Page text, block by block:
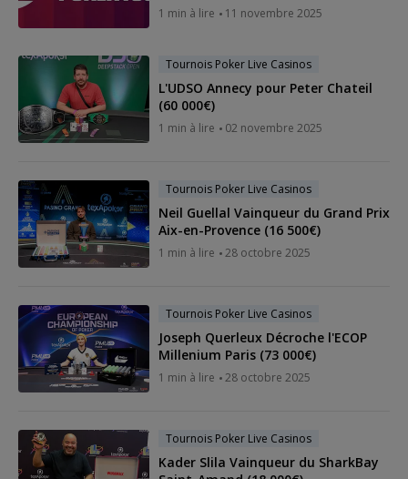
1 min à lire 11 novembre 2025
Tournois Poker Live Casinos
L'UDSO Annecy pour Peter Chateil
(60 000€)
1 min à lire 02 novembre 2025
Tournois Poker Live Casinos
Neil Guellal Vainqueur du Grand Prix
Aix-en-Provence (16 500€)
1 min à lire 28 octobre 2025
Tournois Poker Live Casinos
Joseph Querleux Décroche l'ECOP
Millenium Paris (73 000€)
1 min à lire 28 octobre 2025
Tournois Poker Live Casinos
Kader Slila Vainqueur du SharkBay